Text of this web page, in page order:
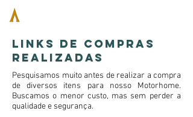
Links de compras
realizadas
Pesquisamos muito antes de realizar a compra
de diversos itens para nosso Motorhome.
Buscamos o menor custo, mas sem perder a
qualidade e segurança.